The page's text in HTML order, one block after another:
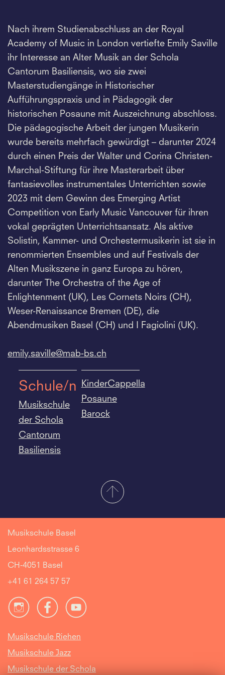
Nach ihrem Studienabschluss an der Royal
Academy of Music in London vertiefte Emily Saville
ihr Interesse an Alter Musik an der Schola
Cantorum Basiliensis, wo sie zwei
Masterstudiengänge in Historischer
Aufführungspraxis und in Pädagogik der
historischen Posaune mit Auszeichnung abschloss.
Die pädagogische Arbeit der jungen Musikerin
wurde bereits mehrfach gewürdigt – darunter 2024
durch einen Preis der Walter und Corina Christen-
Marchal-Stiftung für ihre Masterarbeit über
fantasievolles instrumentales Unterrichten sowie
2023 mit dem Gewinn des Emerging Artist
Competition von Early Music Vancouver für ihren
vokal geprägten Unterrichtsansatz. Als aktive
Solistin, Kammer- und Orchestermusikerin ist sie in
renommierten Ensembles und auf Festivals der
Alten Musikszene in ganz Europa zu hören,
darunter The Orchestra of the Age of
Enlightenment (UK), Les Cornets Noirs (CH),
Weser-Renaissance Bremen (DE), die
Abendmusiken Basel (CH) und I Fagiolini (UK).
emily.saville@mab-bs.ch
Schule/n
Musikschule
der Schola
Cantorum
Basiliensis
KinderCappella
Posaune
Barock
Musikschule Basel
Leonhardsstrasse 6
CH-4051 Basel
+41 61 264 57 57
Musikschule Riehen
Musikschule Jazz
Musikschule der Schola